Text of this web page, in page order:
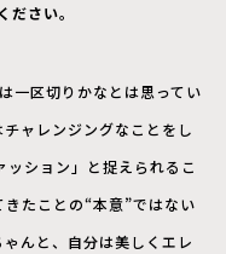
さい。
一区切りかなとは思ってい
ャレンジングなことをし
ション」と捉えられるこ
たことの“本意”ではない
んと、自分は美しくエレ